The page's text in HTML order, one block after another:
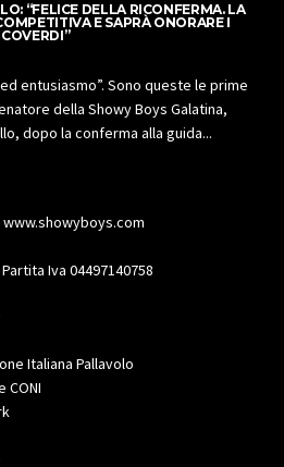
“FELICE DELLA RICONFERMA. LA
E SAPRÀ ONORARE I
entusiasmo”. Sono queste le prime
della Showy Boys Galatina,
dopo la conferma alla guida...
Iva 04497140758
Italiana Pallavolo
CONI